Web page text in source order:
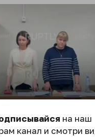
Елену Блиновскую
на наш
канал и смотри